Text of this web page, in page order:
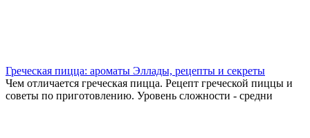
Греческая пицца: ароматы Эллады, рецепты и секреты
Чем отличается греческая пицца. Рецепт греческой пиццы и
советы по приготовлению. Уровень сложности - средни